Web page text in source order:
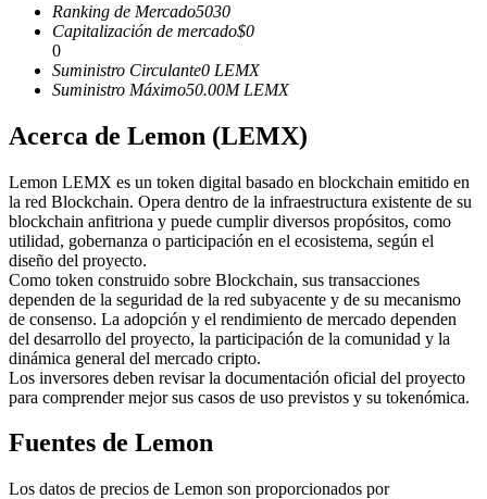
Futuros que utilizan USDC como garantía
Copiar Trading
Únete a los mejores traders
Conviértete en un Trader de Copia
Ranking de Mercado5030
Capitalización de mercado$0
0
Suministro Circulante0 LEMX
Suministro Máximo50.00M LEMX
Acerca de Lemon (LEMX)
Lemon LEMX es un token digital basado en blockchain emitido en
la red Blockchain. Opera dentro de la infraestructura existente de su
blockchain anfitriona y puede cumplir diversos propósitos, como
utilidad, gobernanza o participación en el ecosistema, según el
diseño del proyecto.
Como token construido sobre Blockchain, sus transacciones
dependen de la seguridad de la red subyacente y de su mecanismo
de consenso. La adopción y el rendimiento de mercado dependen
del desarrollo del proyecto, la participación de la comunidad y la
dinámica general del mercado cripto.
Los inversores deben revisar la documentación oficial del proyecto
para comprender mejor sus casos de uso previstos y su tokenómica.
Fuentes de Lemon
Los datos de precios de Lemon son proporcionados por